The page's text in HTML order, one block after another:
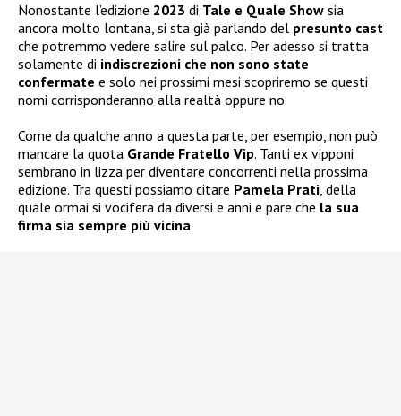
Nonostante l’edizione 2023 di Tale e Quale Show sia
ancora molto lontana, si sta già parlando del presunto cast
che potremmo vedere salire sul palco. Per adesso si tratta
solamente di indiscrezioni che non sono state
confermate e solo nei prossimi mesi scopriremo se questi
nomi corrisponderanno alla realtà oppure no.
Come da qualche anno a questa parte, per esempio, non può
mancare la quota Grande Fratello Vip. Tanti ex vipponi
sembrano in lizza per diventare concorrenti nella prossima
edizione. Tra questi possiamo citare Pamela Prati, della
quale ormai si vocifera da diversi e anni e pare che la sua
firma sia sempre più vicina.